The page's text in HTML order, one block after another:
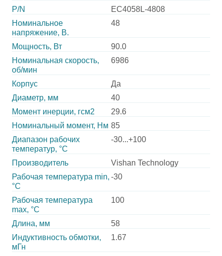
P/N
EC4058L-4808
Номинальное
напряжение, В.
48
Мощность, Вт
90.0
Номинальная скорость,
об/мин
6986
Корпус
Да
Диаметр, мм
40
Момент инерции, гсм2
29.6
Номинальный момент, Нм 85
Диапазон рабочих
температур, °С
-30...+100
Производитель
Vishan Technology
Рабочая температура min,
°С
-30
Рабочая температура
max, °С
100
Длина, мм
58
Индуктивность обмотки,
мГн
1.67